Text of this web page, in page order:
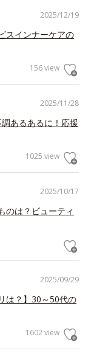
2025/12/19
スインナーケアの
156 view
2025/11/28
あるあるに！応援
1025 view
2025/10/17
のは？ビューティ
2025/09/29
は？】30～50代の
1602 view